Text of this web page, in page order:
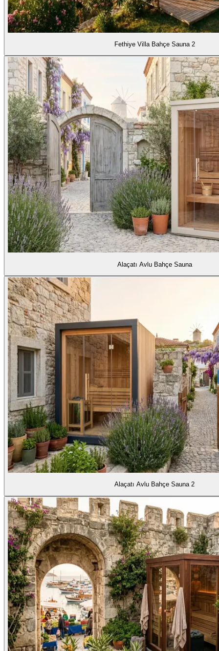
Fethiye Villa Bahçe Sauna 2
Alaçatı Avlu Bahçe Sauna
Alaçatı Avlu Bahçe Sauna 2